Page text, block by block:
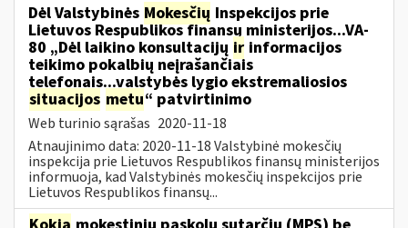
Dėl Valstybinės Mokesčių Inspekcijos prie
Lietuvos Respublikos finansų ministerijos...VA-
80 „Dėl laikino konsultacijų ir informacijos
teikimo pokalbių neįrašančiais
telefonais...valstybės lygio ekstremaliosios
situacijos metu“ patvirtinimo
Web turinio sąrašas 2020-11-18
Atnaujinimo data: 2020-11-18 Valstybinė mokesčių
inspekcija prie Lietuvos Respublikos finansų ministerijos
informuoja, kad Valstybinės mokesčių inspekcijos prie
Lietuvos Respublikos finansų...